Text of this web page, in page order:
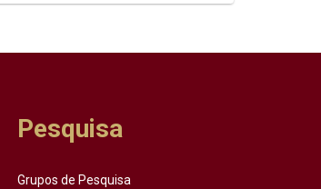
Pesquisa
Grupos de Pesquisa